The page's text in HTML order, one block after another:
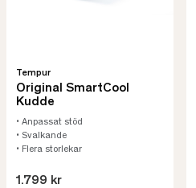
Tempur
Original SmartCool
Kudde
• Anpassat stöd
• Svalkande
• Flera storlekar
1.799 kr